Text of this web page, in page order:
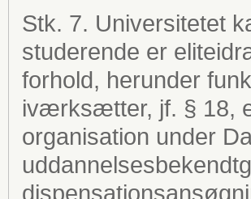
Stk. 7. Universitetet
studerende er
forhold, herunder
iværksætter, jf. § 18,
organisation under